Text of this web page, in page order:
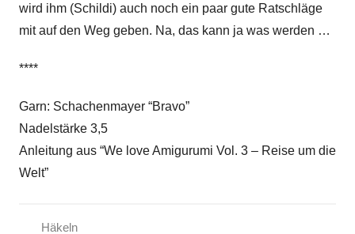
wird ihm (Schildi) auch noch ein paar gute Ratschläge
mit auf den Weg geben. Na, das kann ja was werden …
****
Garn: Schachenmayer “Bravo”
Nadelstärke 3,5
Anleitung aus “We love Amigurumi Vol. 3 – Reise um die
Welt”
Häkeln